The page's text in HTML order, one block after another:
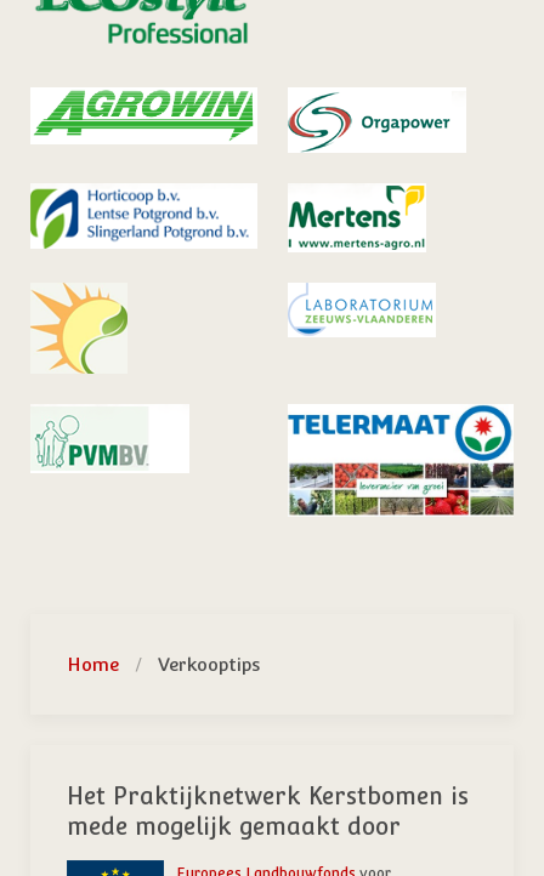
Home Verkooptips
Het Praktijknetwerk Kerstbomen is
mede mogelijk gemaakt door